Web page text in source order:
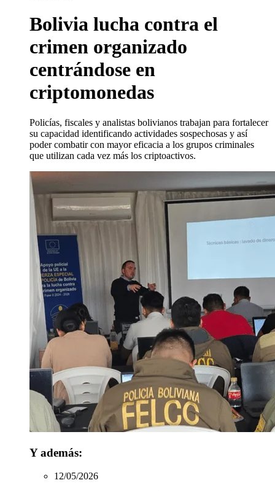
Bolivia lucha contra el
crimen organizado
centrándose en
criptomonedas
Policías, fiscales y analistas bolivianos trabajan para fortalecer
su capacidad identificando actividades sospechosas y así
poder combatir con mayor eficacia a los grupos criminales
que utilizan cada vez más los criptoactivos.
Y además:
12/05/2026